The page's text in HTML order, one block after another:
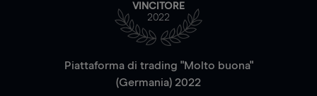
VINCITORE
2022
Piattaforma di trading "Molto buona"
(Germania) 2022